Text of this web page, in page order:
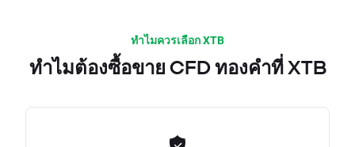
ทำไมควรเลือก XTB
ทำไมต้องซื้อขาย CFD ทองคำที่ XTB